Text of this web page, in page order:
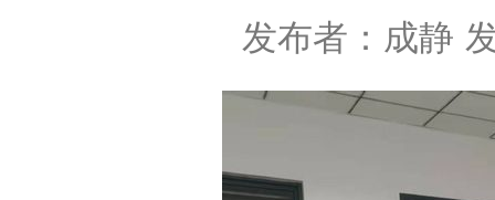
发布者：成静